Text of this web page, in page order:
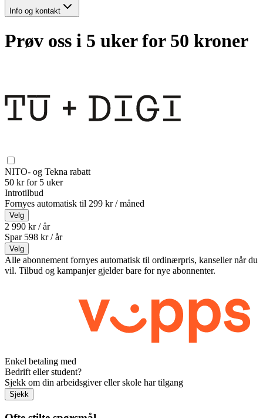
Info og kontakt
Prøv oss i 5 uker for 50 kroner
NITO- og Tekna rabatt
50 kr for 5 uker
Introtilbud
Fornyes automatisk til 299 kr / måned
Velg
2 990 kr / år
Spar 598 kr /år
Velg
Alle abonnement fornyes automatisk til ordinærpris, kanseller når du
vil. Tilbud og kampanjer gjelder bare for nye abonnenter.
Enkel betaling med
Bedrift eller student?
Sjekk om din arbeidsgiver eller skole har tilgang
Sjekk